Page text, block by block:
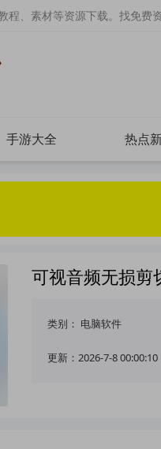
、素材等资源下载。找免费
手游大全 热点
可视音频无损剪
类别： 电脑软件
更新：2026-7-8 00:00:10